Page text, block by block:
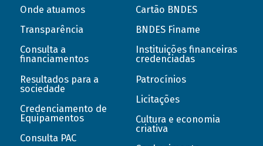
Onde atuamos
Transparência
Consulta a
financiamentos
Resultados para a
sociedade
Credenciamento de
Equipamentos
Consulta PAC
Cartão BNDES
BNDES Finame
Instituições financeiras
credenciadas
Patrocínios
Licitações
Cultura e economia
criativa